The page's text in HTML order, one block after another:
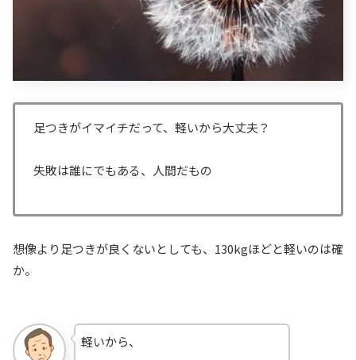
足つきがイマイチだって、軽いから大丈夫？
失敗は誰にでもある、人間だもの
想像より足つきが良くないとしても、130kgほどと軽いのは確
か。
軽いから、